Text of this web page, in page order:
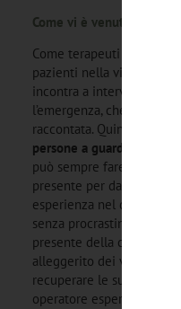
Come vi è venuta l
Come terapeuti
pazienti nella vita
incontra a intervalli
l’emergenza, che spesso
raccontata. Quindi avere
persone a guardare in
può sempre fare in
presente per dare ai
esperienza nel qui ed
senza procrastinazione.
presente della crisi
alleggerito dei vissuti
recuperare le sue risorse
operatore esperto.